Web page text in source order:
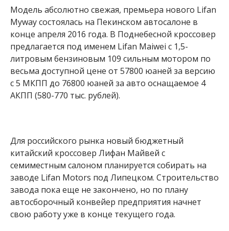
Модель абсолютно свежая, премьера нового Lifan
Myway состоялась на Пекинском автосалоне в
конце апреля 2016 года. В Поднебесной кроссовер
предлагается под именем Lifan Maiwei с 1,5-
литровым бензиновым 109 сильным мотором по
весьма доступной цене от 57800 юаней за версию
с 5 МКПП до 76800 юаней за авто оснащаемое 4
АКПП (580-770 тыс. рублей).
Для российского рынка новый бюджетный
китайский кроссовер Лифан Майвей с
семиместным салоном планируется собирать на
заводе Lifan Motors под Липецком. Строительство
завода пока еще не закончено, но по плану
автосборочный конвейер предприятия начнет
свою работу уже в конце текущего года.